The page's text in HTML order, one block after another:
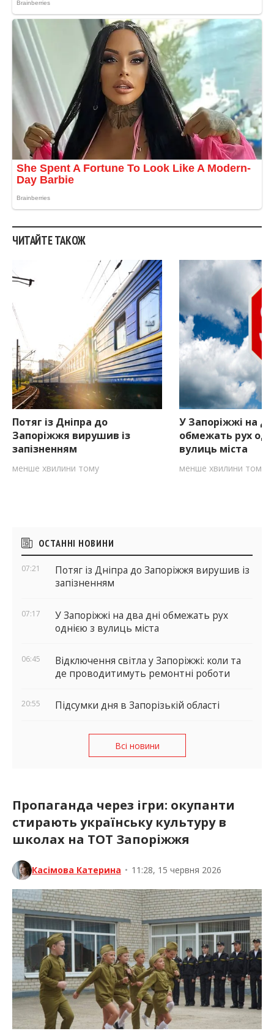
ЧИТАЙТЕ ТАКОЖ
Потяг із Дніпра до
Запоріжжя вирушив із
запізненням
менше хвилини тому
У Запоріжжі на
обмежать рух
вулиць міста
менше хвилини тому
Бічні
віджети
ОСТАННІ НОВИНИ
07:21
Потяг із Дніпра до Запоріжжя вирушив із
запізненням
07:17
У Запоріжжі на два дні обмежать рух
однією з вулиць міста
06:45
Відключення світла у Запоріжжі: коли та
де проводитимуть ремонтні роботи
20:55 Підсумки дня в Запорізькій області
Всі новини
Пропаганда через ігри: окупанти
стирають українську культуру в
школах на ТОТ Запоріжжя
Касімова Катерина • 11:28, 15 червня 2026